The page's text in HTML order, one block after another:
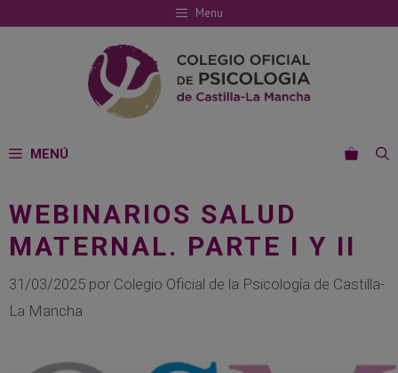
al
Menu
MENÚ
WEBINARIOS SALUD
MATERNAL. PARTE I Y II
31/03/2025 por Colegio Oficial de la Psicología de Castilla-
La Mancha